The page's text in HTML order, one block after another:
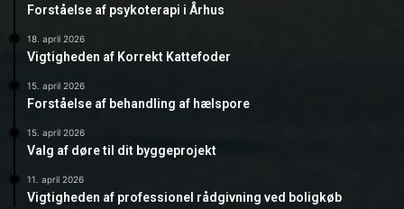
Forståelse af psykoterapi i Århus
18. april 2026
Vigtigheden af Korrekt Kattefoder
15. april 2026
Forståelse af behandling af hælspore
15. april 2026
Valg af døre til dit byggeprojekt
11. april 2026
Vigtigheden af professionel rådgivning ved boligkøb